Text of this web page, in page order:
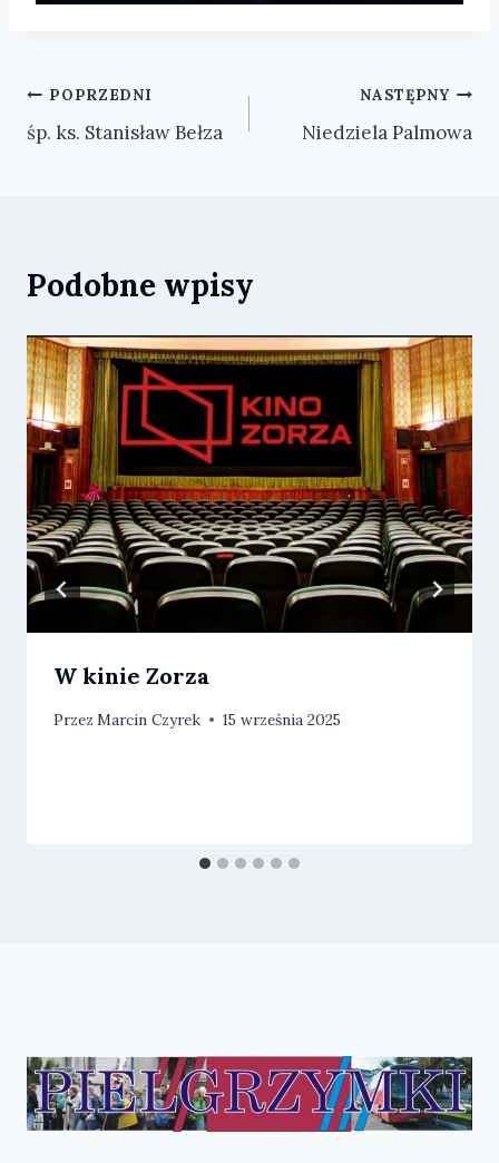
Nawigacja
wpisu
POPRZEDNI
śp. ks. Stanisław Bełza
NASTĘPNY
Niedziela Palmowa
Podobne wpisy
W kinie Zorza
Przez Marcin Czyrek 15 września 2025